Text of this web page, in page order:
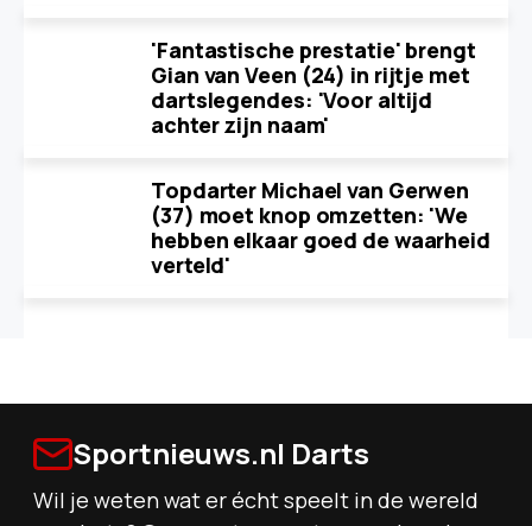
'Fantastische prestatie' brengt
Gian van Veen (24) in rijtje met
dartslegendes: 'Voor altijd
achter zijn naam'
Topdarter Michael van Gerwen
(37) moet knop omzetten: 'We
hebben elkaar goed de waarheid
verteld'